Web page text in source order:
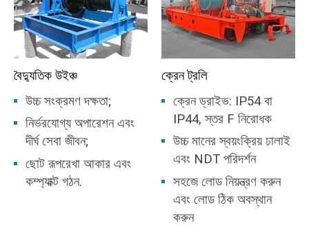
বৈদ্যুতিক উইঞ্চ
উচ্চ সংক্রমণ দক্ষতা;
নির্ভরযোগ্য অপারেশন এবং
দীর্ঘ সেবা জীবন;
ছোট রূপরেখা আকার এবং
কম্প্যাক্ট গঠন.
ক্রেন ট্রলি
ক্রেন ড্রাইভ: IP54 বা
IP44, স্তর F নিরোধক
উচ্চ মানের স্বয়ংক্রিয় ঢালাই
এবং NDT পরিদর্শন
সহজে লোড নিয়ন্ত্রণ করুন
এবং লোড ঠিক অবস্থান
করুন